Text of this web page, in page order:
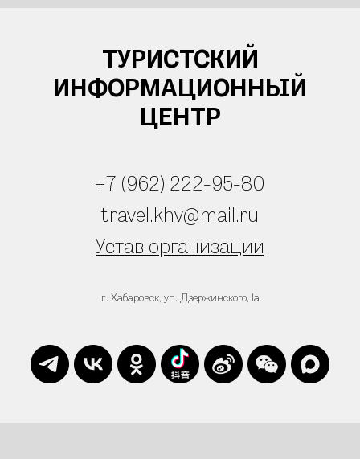
ТУРИСТСКИЙ
ИНФОРМАЦИОННЫЙ
ЦЕНТР
+7 (962) 222-95-80
travel.khv@mail.ru
Устав организации
г. Хабаровск, ул. Дзержинского, 1а